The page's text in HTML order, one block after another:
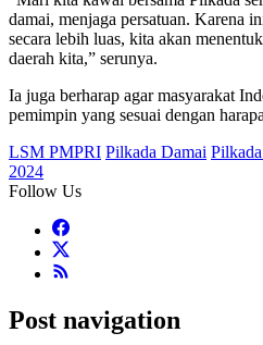
damai, menjaga persatuan. Karena
secara lebih luas, kita akan
daerah kita,” serunya.
Ia juga berharap agar masyarakat
pemimpin yang sesuai dengan
LSM PMPRI Pilkada Damai
2024
Follow Us
Post navigation